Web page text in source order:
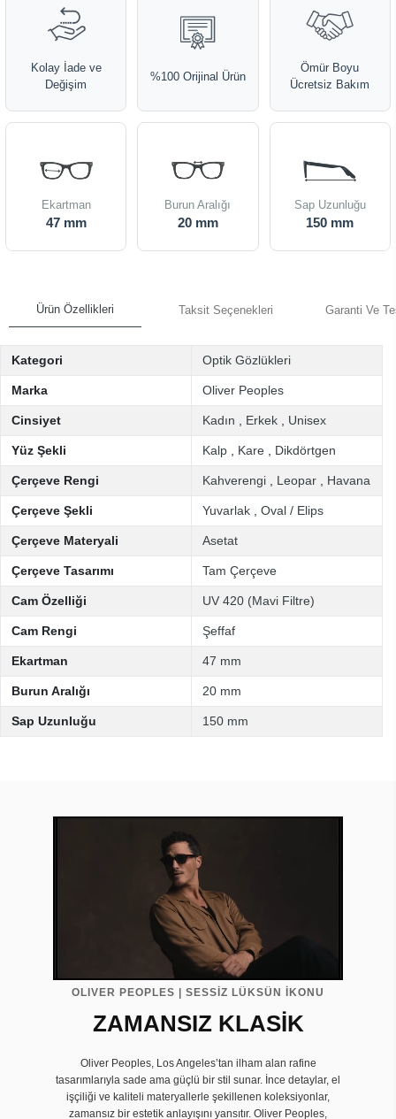
Kolay İade ve
Değişim
%100 Orijinal Ürün
Ömür Boyu
Ücretsiz Bakım
Ekartman
47 mm
Burun Aralığı
20 mm
Sap Uzunluğu
150 mm
Ürün Özellikleri Taksit Seçenekleri Garanti Ve
Kategori Optik Gözlükleri
Marka Oliver Peoples
Cinsiyet Kadın Erkek Unisex
Yüz Şekli Kalp Kare Dikdörtgen
Çerçeve Rengi Kahverengi Leopar Havana
Çerçeve Şekli Yuvarlak Oval / Elips
Çerçeve Materyali Asetat
Çerçeve Tasarımı Tam Çerçeve
Cam Özelliği UV 420 (Mavi Filtre)
Cam Rengi Şeffaf
Ekartman 47 mm
Burun Aralığı 20 mm
Sap Uzunluğu 150 mm
OLIVER PEOPLES | SESSİZ LÜKSÜN İKONU
ZAMANSIZ KLASİK
Oliver Peoples, Los Angeles’tan ilham alan rafine
tasarımlarıyla sade ama güçlü bir stil sunar. İnce detaylar, el
işçiliği ve kaliteli materyallerle şekillenen koleksiyonlar,
zamansız bir estetik anlayışını yansıtır. Oliver Peoples,